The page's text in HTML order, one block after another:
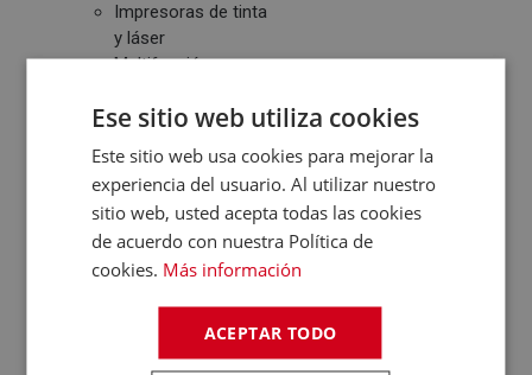
Impresoras de tinta
y láser
Multifunción
toner
Ratones
Teclados
WebCams y
Almacenamiento
de Memoria
Discos duros
Ese sitio web utiliza cookies
Este sitio web usa cookies para mejorar la
experiencia del usuario. Al utilizar nuestro
sitio web, usted acepta todas las cookies
de acuerdo con nuestra Política de
cookies. Más información
ACEPTAR TODO